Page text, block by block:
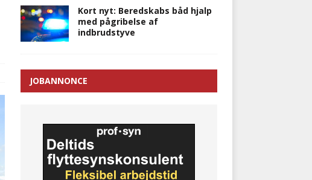
Kort nyt: Beredskabs båd hjalp
med pågribelse af
indbrudstyve
JOBANNONCE